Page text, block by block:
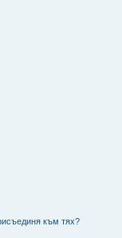
към тях?